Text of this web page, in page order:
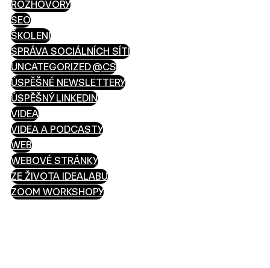
ROZHOVORY
SEO
ŠKOLENÍ
SPRÁVA SOCIÁLNÍCH SÍTÍ
UNCATEGORIZED @CS
ÚSPĚŠNÉ NEWSLETTERY
ÚSPĚŠNÝ LINKEDIN
VIDEA
VIDEA A PODCASTY
WEB
WEBOVÉ STRÁNKY
ZE ŽIVOTA IDEALABU
ZOOM WORKSHOPY